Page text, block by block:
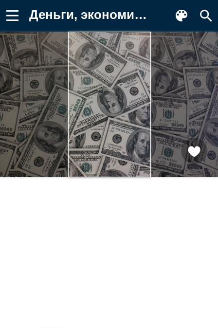
Деньги, экономика, финансы, купюра Картинка для телефона